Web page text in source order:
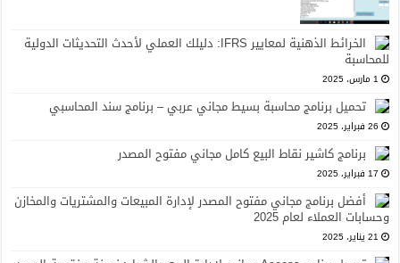
الخرائط الذهنية لمعايير IFRS: دليلك العملي لأحدث التحديثات الدولية
للمحاسبة
1 مارس، 2025
تحميل برنامج محاسبة بسيط مجاني عربي – برنامج سند المحاسبي
26 فبراير، 2025
برنامج كاشير نقاط البيع كامل مجاني مفتوح المصدر
17 فبراير، 2025
أفضل برنامج مجاني مفتوح المصدر لإدارة المبيعات والمشتريات والمخازن
وحسابات العملاء لعام 2025
21 يناير، 2025